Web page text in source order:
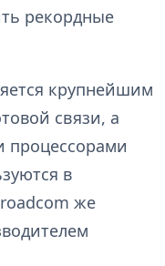
рекордные
крупнейшим
связи, а
процессорами
в
же